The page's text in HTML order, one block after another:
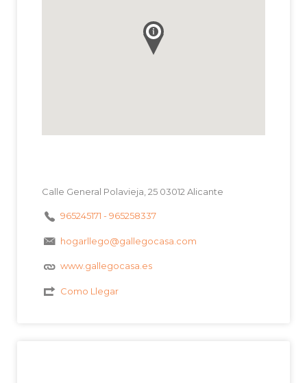
Calle General Polavieja, 25 03012 Alicante
965245171 - 965258337
hogarllego@gallegocasa.com
www.gallegocasa.es
Como Llegar